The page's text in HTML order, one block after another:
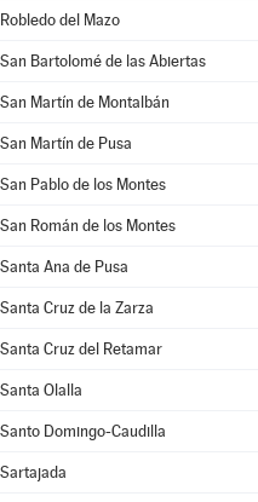
Robledo del Mazo
San Bartolomé de las Abiertas
San Martín de Montalbán
San Martín de Pusa
San Pablo de los Montes
San Román de los Montes
Santa Ana de Pusa
Santa Cruz de la Zarza
Santa Cruz del Retamar
Santa Olalla
Santo Domingo-Caudilla
Sartajada